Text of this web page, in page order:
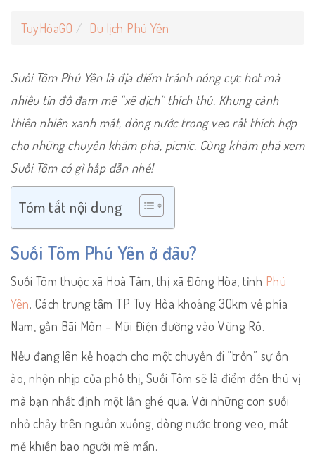
TuyHòaGO Du lịch Phú Yên
Suối Tôm Phú Yên là địa điểm tránh nóng cực hot mà
nhiều tín đồ đam mê “xê dịch” thích thú. Khung cảnh
thiên nhiên xanh mát, dòng nước trong veo rất thích hợp
cho những chuyến khám phá, picnic. Cùng khám phá xem
Suối Tôm có gì hấp dẫn nhé!
Tóm tắt nội dung
Suối Tôm Phú Yên ở đâu?
Suối Tôm thuộc xã Hoà Tâm, thị xã Đông Hòa, tỉnh Phú
Yên. Cách trung tâm TP Tuy Hòa khoảng 30km về phía
Nam, gần Bãi Môn – Mũi Điện đường vào Vũng Rô.
Nếu đang lên kế hoạch cho một chuyến đi “trốn” sự ồn
ào, nhộn nhịp của phố thị, Suối Tôm sẽ là điểm đến thú vị
mà bạn nhất định một lần ghé qua. Với những con suối
nhỏ chảy trên nguồn xuống, dòng nước trong veo, mát
mẻ khiến bao người mê mẩn.